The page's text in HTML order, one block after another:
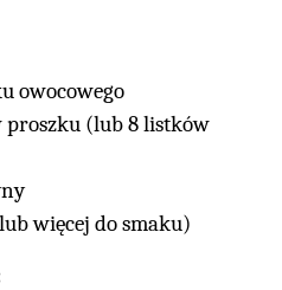
owocowego
proszku (lub 8 listków
więcej do smaku)